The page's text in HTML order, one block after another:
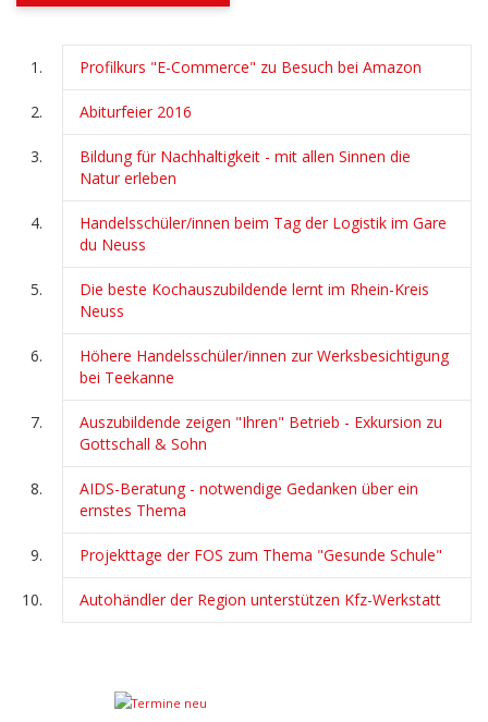
Profilkurs "E-Commerce" zu Besuch bei Amazon
Abiturfeier 2016
Bildung für Nachhaltigkeit - mit allen Sinnen die
Natur erleben
Handelsschüler/innen beim Tag der Logistik im Gare
du Neuss
Die beste Kochauszubildende lernt im Rhein-Kreis
Neuss
Höhere Handelsschüler/innen zur Werksbesichtigung
bei Teekanne
Auszubildende zeigen "Ihren" Betrieb - Exkursion zu
Gottschall & Sohn
AIDS-Beratung - notwendige Gedanken über ein
ernstes Thema
Projekttage der FOS zum Thema "Gesunde Schule"
Autohändler der Region unterstützen Kfz-Werkstatt